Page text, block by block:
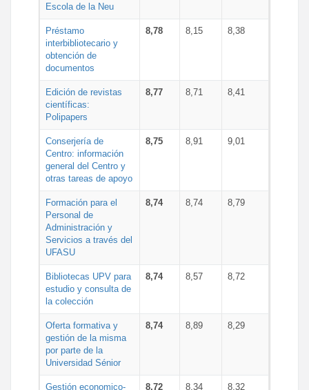
Escola de la Neu
Préstamo
interbibliotecario y
obtención de
documentos
8,78 8,15 8,38
Edición de revistas
científicas:
Polipapers
8,77 8,71 8,41
Conserjería de
Centro: información
general del Centro y
otras tareas de apoyo
8,75 8,91 9,01
Formación para el
Personal de
Administración y
Servicios a través del
UFASU
8,74 8,74 8,79
Bibliotecas UPV para
estudio y consulta de
la colección
8,74 8,57 8,72
Oferta formativa y
gestión de la misma
por parte de la
Universidad Sénior
8,74 8,89 8,29
Gestión economico- 8,72 8,34 8,32